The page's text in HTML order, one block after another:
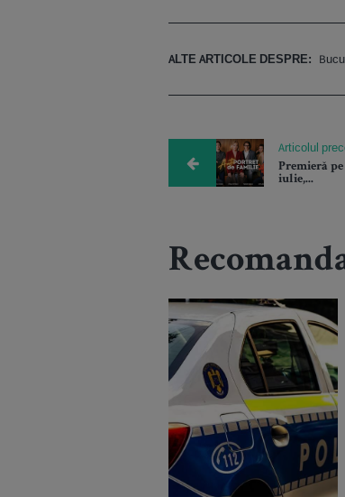
ALTE ARTICOLE DESPRE:
Articolul
Premieră
iulie,...